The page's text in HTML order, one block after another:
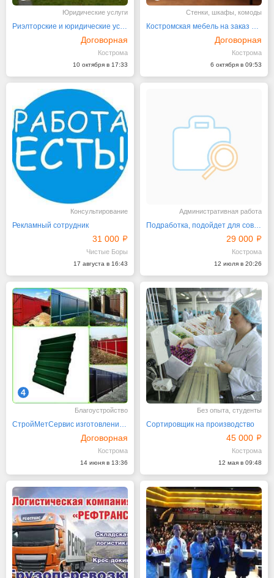
Юридические услуги
Риэлторские и юридические услуги
Договорная
Кострома
10 октября в 17:33
Стенки, шкафы, комоды
Костромская мебель на заказ от фабрики Каскад
Договорная
Кострома
6 октября в 09:53
Консультирование
Рекламный сотрудник
31 000
Чистые Боры
17 августа в 16:43
Административная работа
Подработка, подойдет для совмещение с основной работой
29 000
Кострома
12 июля в 20:26
4
Благоустройство
СтройМетСервис изготовление и монтаж металлоизделий
Договорная
Кострома
14 июня в 13:36
Без опыта, студенты
Сортировщик на производство
45 000
Кострома
12 мая в 09:48